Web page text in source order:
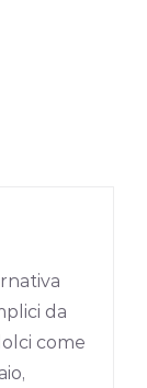
da
come